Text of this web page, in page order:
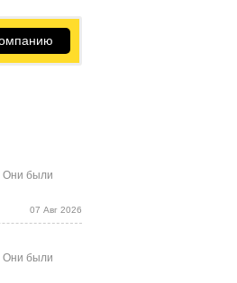
Они были
07 Авг 2026
Они были